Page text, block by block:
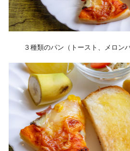
３種類のパン（トースト、メロン